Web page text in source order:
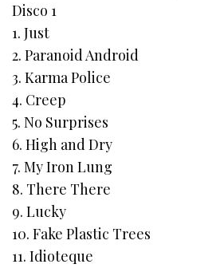
Disco 1
1. Just
2. Paranoid Android
3. Karma Police
4. Creep
5. No Surprises
6. High and Dry
7. My Iron Lung
8. There There
9. Lucky
10. Fake Plastic Trees
11. Idioteque